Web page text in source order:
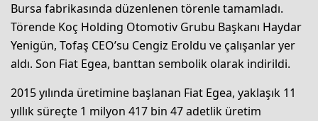
Bursa fabrikasında düzenlenen törenle tamamladı.
Törende Koç Holding Otomotiv Grubu Başkanı Haydar
Yenigün, Tofaş CEO’su Cengiz Eroldu ve çalışanlar yer
aldı. Son Fiat Egea, banttan sembolik olarak indirildi.
2015 yılında üretimine başlanan Fiat Egea, yaklaşık 11
yıllık süreçte 1 milyon 417 bin 47 adetlik üretim